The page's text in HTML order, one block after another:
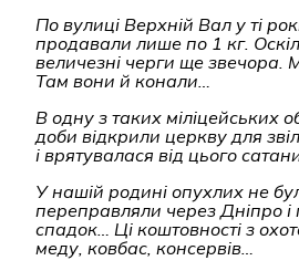
По вулиці Верхній Вал у ті
продавали лише по 1 кг.
величезні черги ще звечора.
Там вони й конали…
В одну з таких міліцейських
доби відкрили церкву для
і врятувалася від цього
У нашій родині опухлих не
переправляли через Дніпро і
спадок… Ці коштовності з
меду, ковбас, консервів…